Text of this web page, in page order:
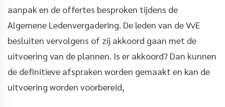
aanpak en de offertes besproken tijdens de
Algemene Ledenvergadering. De leden van de VvE
besluiten vervolgens of zij akkoord gaan met de
uitvoering van de plannen. Is er akkoord? Dan kunnen
de definitieve afspraken worden gemaakt en kan de
uitvoering worden voorbereid,